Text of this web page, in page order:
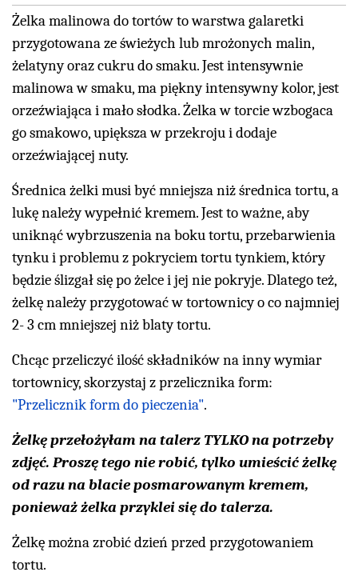
Żelka malinowa do tortów to warstwa galaretki
przygotowana ze świeżych lub mrożonych malin,
żelatyny oraz cukru do smaku. Jest intensywnie
malinowa w smaku, ma piękny intensywny kolor, jest
orzeźwiająca i mało słodka. Żelka w torcie wzbogaca
go smakowo, upiększa w przekroju i dodaje
orzeźwiającej nuty.
Średnica żelki musi być mniejsza niż średnica tortu, a
lukę należy wypełnić kremem. Jest to ważne, aby
uniknąć wybrzuszenia na boku tortu, przebarwienia
tynku i problemu z pokryciem tortu tynkiem, który
będzie ślizgał się po żelce i jej nie pokryje. Dlatego też,
żelkę należy przygotować w tortownicy o co najmniej
2- 3 cm mniejszej niż blaty tortu.
Chcąc przeliczyć ilość składników na inny wymiar
tortownicy, skorzystaj z przelicznika form:
"Przelicznik form do pieczenia".
Żelkę przełożyłam na talerz TYLKO na potrzeby
zdjęć. Proszę tego nie robić, tylko umieścić żelkę
od razu na blacie posmarowanym kremem,
ponieważ żelka przyklei się do talerza.
Żelkę można zrobić dzień przed przygotowaniem
tortu.